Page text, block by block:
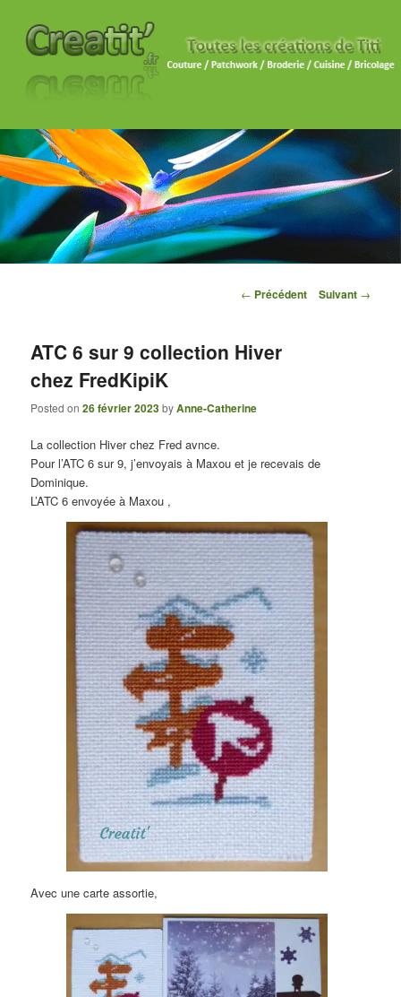
Navigation des articles
← Précédent Suivant →
ATC 6 sur 9 collection Hiver
chez FredKipiK
Posted on26 février 2023byAnne-Catherine
La collection Hiver chez Fred avnce.
Pour l’ATC 6 sur 9, j’envoyais à Maxou et je recevais de
Dominique.
L’ATC 6 envoyée à Maxou ,
Avec une carte assortie,